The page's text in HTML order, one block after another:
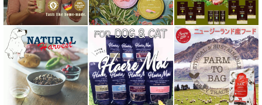
Haere Mai ハレマエ
阪急ハロードッグ
プロバイオデンタルPet
ビィ・ナチュラル be-NatuRal